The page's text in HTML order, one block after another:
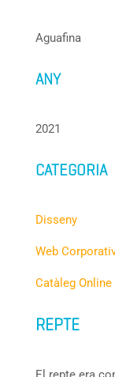
Aguafina
ANY
2021
CATEGORIA
Disseny
Web
Catàleg Online
REPTE